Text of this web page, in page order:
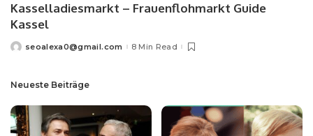
Kasselladiesmarkt – Frauenflohmarkt Guide
Kassel
seoalexa0@gmail.com 8 Min Read
Neueste Beiträge